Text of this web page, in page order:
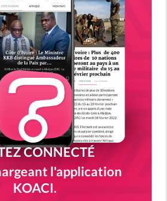
CONNECTÉ
l'application
KOACI.